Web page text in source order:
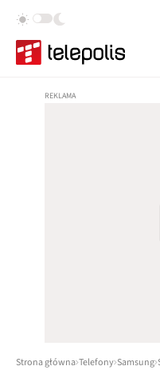
Strona główna Telefony Samsung